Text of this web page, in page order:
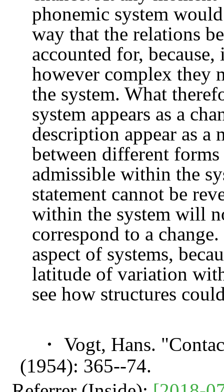
phonemic system
way that the relations
accounted for,
however complex they
the system. What
system appears as a
description appear as a
between different
admissible within the
statement cannot be
within the system will
correspond to a
aspect of systems,
latitude of variation
see how structures
・ Vogt, Hans.
(1954): 365--74.